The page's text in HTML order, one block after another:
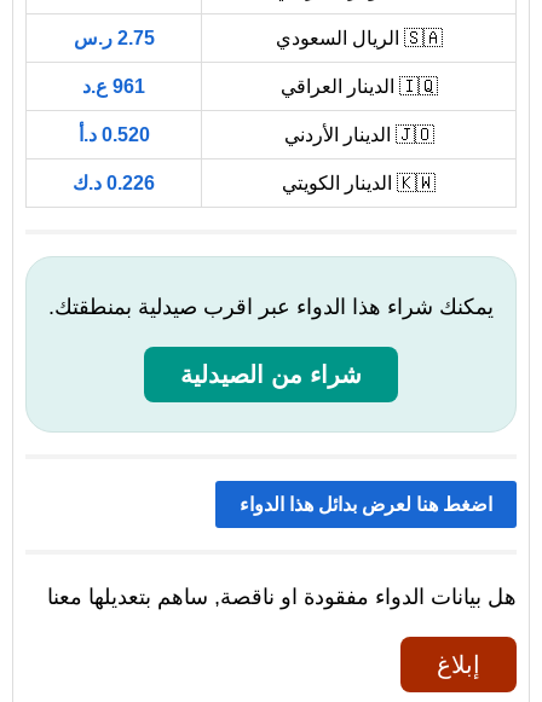
🇸🇦 الريال السعودي 2.75 ر.س
🇮🇶 الدينار العراقي 961 ع.د
🇯🇴 الدينار الأردني 0.520 د.أ
🇰🇼 الدينار الكويتي 0.226 د.ك
يمكنك شراء هذا الدواء عبر اقرب صيدلية بمنطقتك.
شراء من الصيدلية
اضغط هنا لعرض بدائل هذا الدواء
هل بيانات الدواء مفقودة او ناقصة, ساهم بتعديلها معنا
إبلاغ